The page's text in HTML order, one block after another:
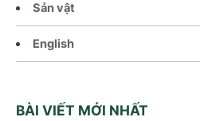
Sản vật
English
BÀI VIẾT MỚI NHẤT